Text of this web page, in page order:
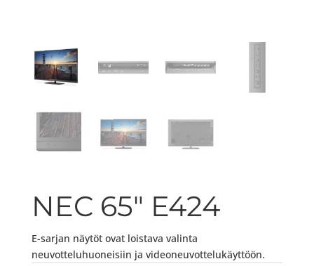
NEC 65″ E424
E-sarjan näytöt ovat loistava valinta
neuvotteluhuoneisiin ja videoneuvottelukäyttöön.